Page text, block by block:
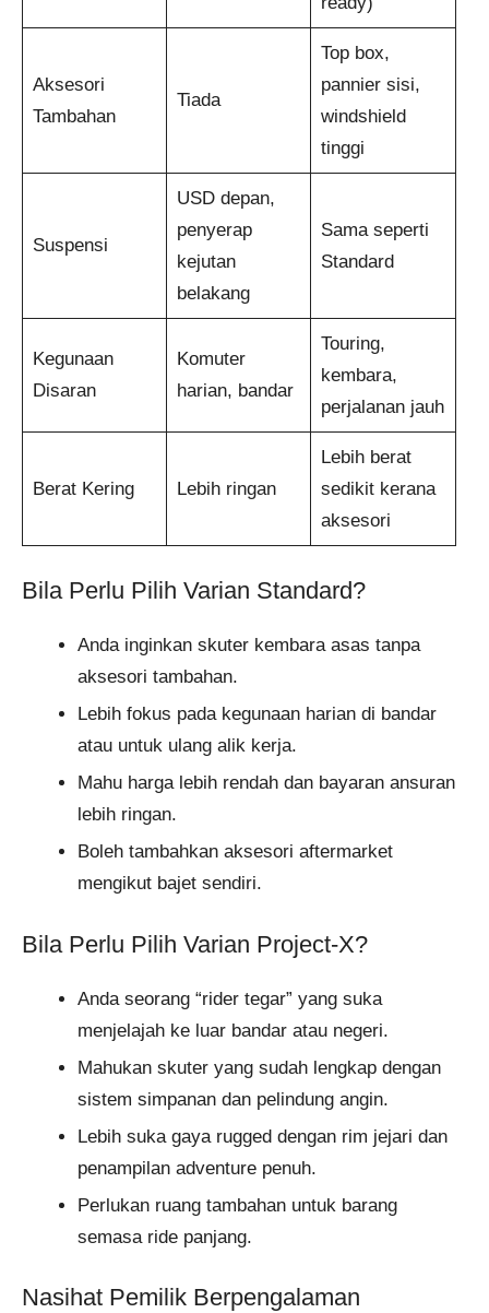
Aksesori
Tambahan
Tiada
Top box,
pannier sisi,
windshield
tinggi
Suspensi
USD depan,
penyerap
kejutan
belakang
Sama seperti
Standard
Kegunaan
Disaran
Komuter
harian, bandar
Touring,
kembara,
perjalanan jauh
Berat Kering Lebih ringan
Lebih berat
sedikit kerana
aksesori
Bila Perlu Pilih Varian Standard?
Anda inginkan skuter kembara asas tanpa
aksesori tambahan.
Lebih fokus pada kegunaan harian di bandar
atau untuk ulang alik kerja.
Mahu harga lebih rendah dan bayaran ansuran
lebih ringan.
Boleh tambahkan aksesori aftermarket
mengikut bajet sendiri.
Bila Perlu Pilih Varian Project-X?
Anda seorang “rider tegar” yang suka
menjelajah ke luar bandar atau negeri.
Mahukan skuter yang sudah lengkap dengan
sistem simpanan dan pelindung angin.
Lebih suka gaya rugged dengan rim jejari dan
penampilan adventure penuh.
Perlukan ruang tambahan untuk barang
semasa ride panjang.
Nasihat Pemilik Berpengalaman